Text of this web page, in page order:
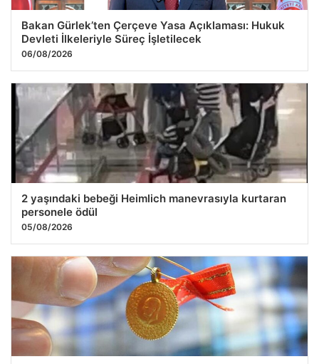
Bakan Gürlek’ten Çerçeve Yasa Açıklaması: Hukuk
Devleti İlkeleriyle Süreç İşletilecek
06/08/2026
2 yaşındaki bebeği Heimlich manevrasıyla kurtaran
personele ödül
05/08/2026